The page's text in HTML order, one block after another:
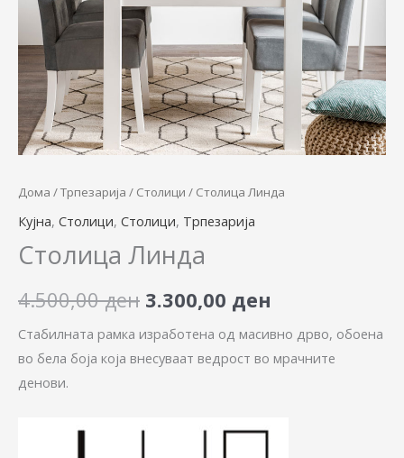
Дома /Трпезарија / Столици / Столица Линда
Кујна, Столици, Столици, Трпезарија
Столица Линда
4.500,00ден 3.300,00 ден
Стабилната рамка изработена од масивно дрво, обоена
во бела боја која внесуваат ведрост во мрачните
денови.